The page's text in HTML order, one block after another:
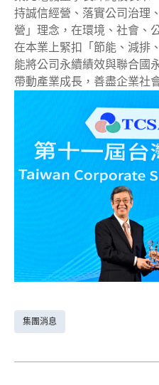
持誠信經營、落實公司治理
營」理念，在環境、社會、
在本業上緊扣「節能、減排
能將公司永續績效與聯合國
帶動產業成長，善盡企業社
集團消息